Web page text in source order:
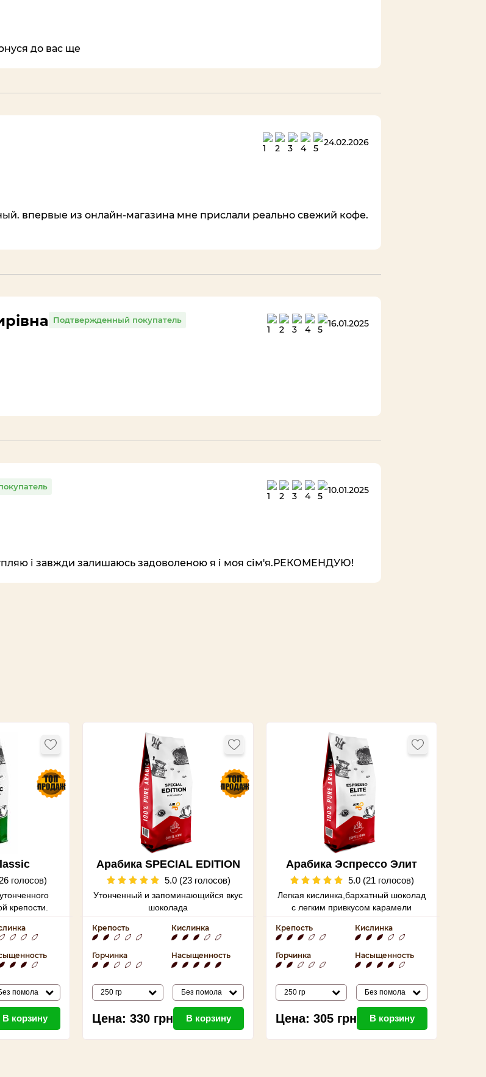
до вас ще
24.02.2026
впервые из онлайн-магазина мне прислали реально свежий кофе.
Подтвержденный покупатель 16.01.2025
10.01.2025
і завжди залишаюсь задоволеною я і моя сім'я.РЕКОМЕНДУЮ!
голосов)
крепости.
помола
В корзину
Арабика SPECIAL EDITION
5.0 (23 голосов)
Утонченный и запоминающийся вкус
шоколада
Крепость Кислинка
Горчинка Насыщенность
250 гр Без помола
Цена: 330 грн В корзину
Арабика Эспрессо Элит
5.0 (21 голосов)
Легкая кислинка,бархатный шоколад
с легким привкусом карамели
Крепость Кислинка
Горчинка Насыщенность
250 гр Без помола
Цена: 305 грн В корзину